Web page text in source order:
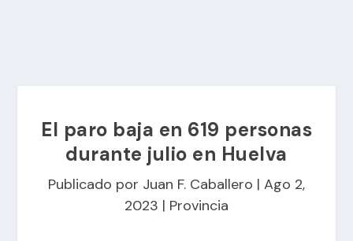
El paro baja en 619 personas
durante julio en Huelva
Publicado por Juan F. Caballero | Ago 2,
2023 | Provincia